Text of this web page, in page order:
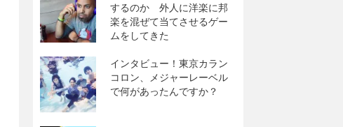
するのか 外人に洋楽に邦
楽を混ぜて当てさせるゲー
ムをしてきた
インタビュー！東京カラン
コロン、メジャーレーベル
で何があったんですか？